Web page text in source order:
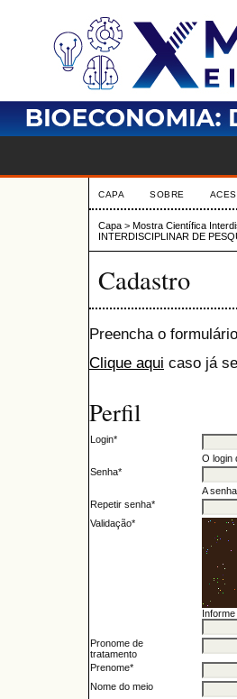
CAPA SOBRE
Capa > Mostra Científica
INTERDISCIPLINAR DE
Cadastro
Preencha o
Clique aqui caso já
Perfil
Login*
O login
Senha*
A
Repetir senha*
Validação*
Pronome de
tratamento
Prenome*
Nome do meio